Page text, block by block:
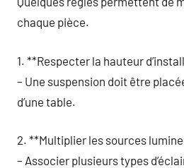
chaque pièce.
1. **Respecter la hauteur
– Une suspension doit être
d’une table.
2. **Multiplier les sources
– Associer plusieurs types